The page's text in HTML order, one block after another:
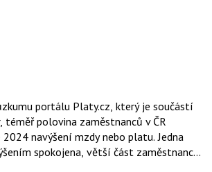
portálu Platy.cz, který je součástí
téměř polovina zaměstnanců v ČR
navýšení mzdy nebo platu. Jedna
spokojena, větší část zaměstnanců